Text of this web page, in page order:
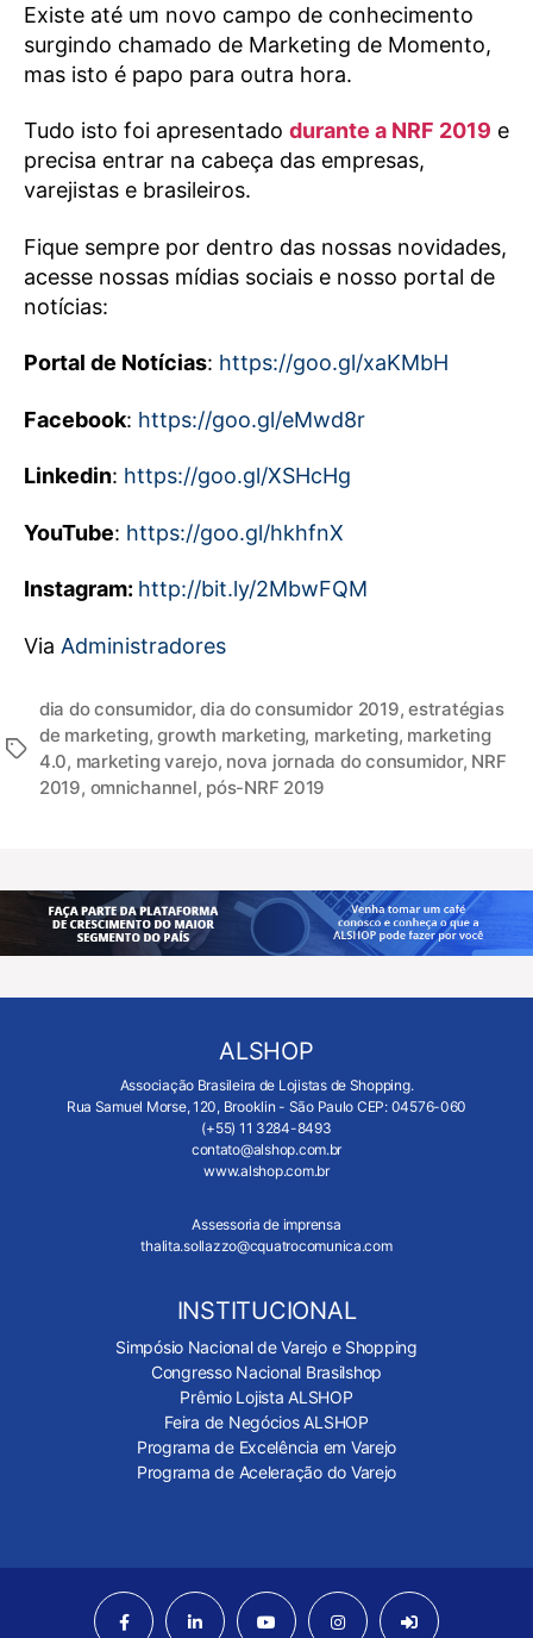
Existe até um novo campo de conhecimento
surgindo chamado de Marketing de Momento,
mas isto é papo para outra hora.
Tudo isto foi apresentado durante a NRF 2019 e
precisa entrar na cabeça das empresas,
varejistas e brasileiros.
Fique sempre por dentro das nossas novidades,
acesse nossas mídias sociais e nosso portal de
notícias:
Portal de Notícias: https://goo.gl/xaKMbH
Facebook: https://goo.gl/eMwd8r
Linkedin: https://goo.gl/XSHcHg
YouTube: https://goo.gl/hkhfnX
Instagram: http://bit.ly/2MbwFQM
Via Administradores
dia do consumidor,dia do consumidor 2019,estratégias
de marketing,growth marketing, marketing, marketing
4.0, marketing varejo, nova jornada do consumidor, NRF
2019, omnichannel, pós-NRF 2019
ALSHOP
Associação Brasileira de Lojistas de Shopping.
Rua Samuel Morse, 120, Brooklin - São Paulo CEP: 04576-060
(+55) 11 3284-8493
contato@alshop.com.br
www.alshop.com.br
Assessoria de imprensa
thalita.sollazzo@cquatrocomunica.com
INSTITUCIONAL
Simpósio Nacional de Varejo e Shopping
Congresso Nacional Brasilshop
Prêmio Lojista ALSHOP
Feira de Negócios ALSHOP
Programa de Excelência em Varejo
Programa de Aceleração do Varejo